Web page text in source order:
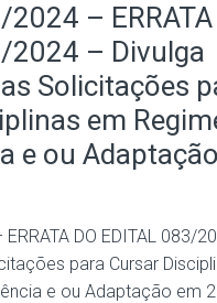
– ERRATA
2024 – Divulga
Solicitações
em
e ou
DO EDITAL 083/
para Cursar
e ou Adaptação em